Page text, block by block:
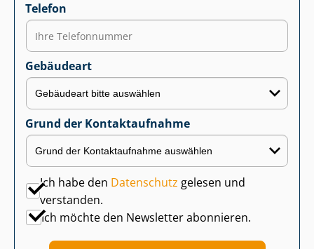
Telefon
Gebäudeart
Grund der Kontaktaufnahme
Ich habe den Datenschutz gelesen und
verstanden.
Ich möchte den Newsletter abonnieren.